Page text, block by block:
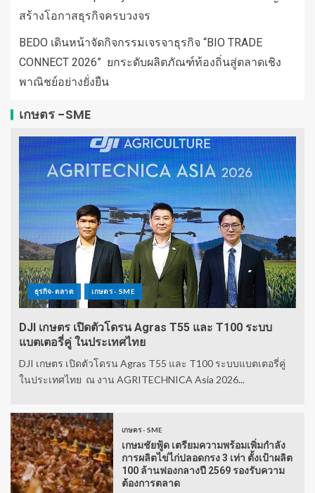
สร้างโอกาสธุรกิจครบวงจร
BEDO เดินหน้าจัดกิจกรรมเจรจาธุรกิจ “BIO TRADE
CONNECT 2026” ยกระดับผลิตภัณฑ์ท้องถิ่นสู่ตลาดเชิง
พาณิชย์อย่างยั่งยืน
เกษตร -SME
ธุรกิจ-ตลาด เกษตร - SME
DJI เกษตร เปิดตัวโดรน Agras T55 และ T100 ระบบ
แบตเตอรี่คู่ ในประเทศไทย
DJI เกษตร เปิดตัวโดรน Agras T55 และ T100 ระบบแบตเตอรี่คู่
ในประเทศไทย ณ งาน AGRITECHNICA Asia 2026...
เกษตร - SME
เกษมชัยฟู้ด เตรียมความพร้อมเพิ่มกำลัง
การผลิตไข่ไก่ปลอดกรง 3 เท่า ตั้งเป้าผลิต
100 ล้านฟองกลางปี 2569 รองรับความ
ต้องการตลาด